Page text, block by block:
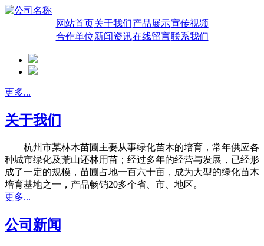
网站首页关于我们产品展示宣传视频
合作单位新闻资讯在线留言联系我们
更多...
关于我们
杭州市某林木苗圃主要从事绿化苗木的培育，常年供应各
种城市绿化及荒山还林用苗；经过多年的经营与发展，已经形
成了一定的规模，苗圃占地一百六十亩，成为大型的绿化苗木
培育基地之一，产品畅销20多个省、市、地区。
更多...
公司新闻